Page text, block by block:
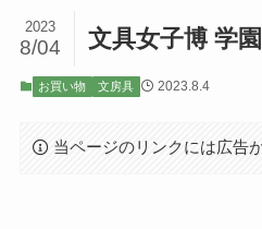
文具女子博 学
2023
8/04
お買い物 文房具 2023.8.4
当ページのリンクには広告